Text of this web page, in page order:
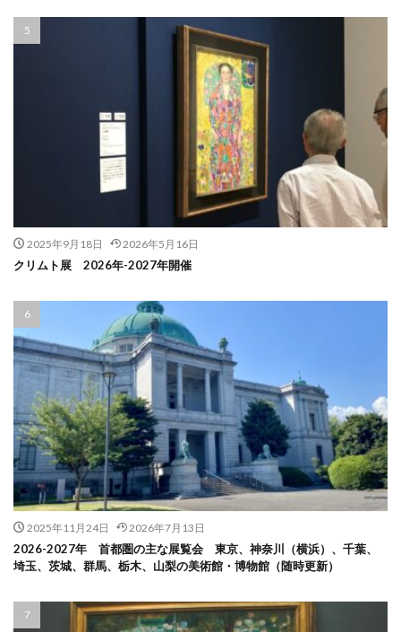
2025年9月18日 2026年5月16日
クリムト展 2026年-2027年開催
2025年11月24日 2026年7月13日
2026-2027年 首都圏の主な展覧会 東京、神奈川（横浜）、千葉、
埼玉、茨城、群馬、栃木、山梨の美術館・博物館（随時更新）